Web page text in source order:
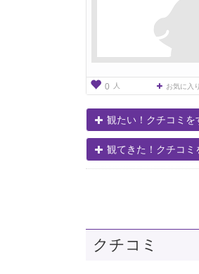
0 人 お気に入
観たい！クチコミを
観てきた！クチコミ
クチコミ